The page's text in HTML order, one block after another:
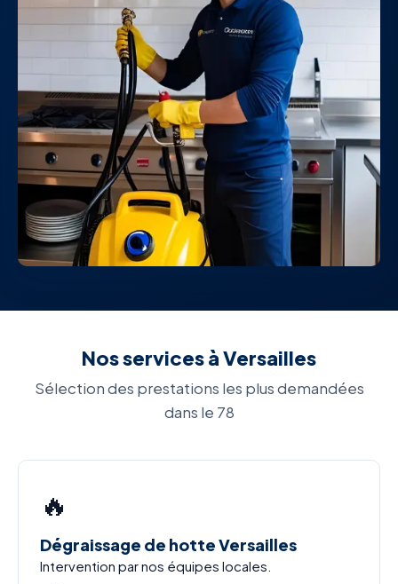
Nos services à Versailles
Sélection des prestations les plus demandées
dans le 78
🔥
Dégraissage de hotte Versailles
Intervention par nos équipes locales.